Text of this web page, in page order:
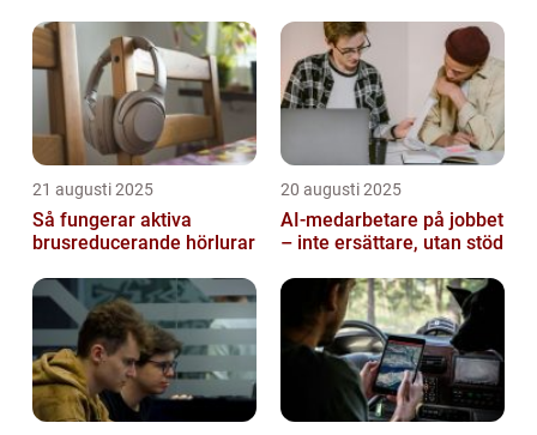
21 augusti 2025
Så fungerar aktiva
brusreducerande hörlurar
20 augusti 2025
AI‑medarbetare på jobbet
– inte ersättare, utan stöd